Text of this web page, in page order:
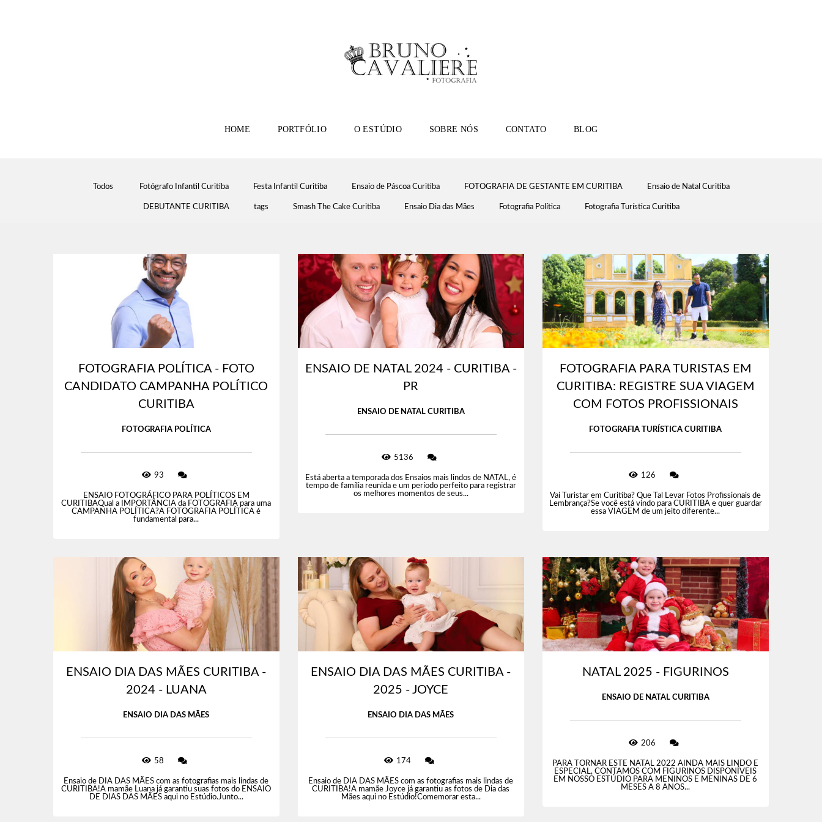
HOME PORTFÓLIO O ESTÚDIO SOBRE NÓS CONTATO BLOG
Todos Fotógrafo Infantil Curitiba Festa Infantil Curitiba Ensaio de Páscoa Curitiba FOTOGRAFIA DE GESTANTE EM CURITIBA Ensaio de Natal Curitiba
DEBUTANTE CURITIBA tags Smash The Cake Curitiba Ensaio Dia das Mães Fotografia Política Fotografia Turística Curitiba
FOTOGRAFIA POLÍTICA - FOTO
CANDIDATO CAMPANHA POLÍTICO
CURITIBA
FOTOGRAFIA POLÍTICA
93
ENSAIO FOTOGRÁFICO PARA POLÍTICOS EM
CURITIBAQual a IMPORTÂNCIA da FOTOGRAFIA para uma
CAMPANHA POLÍTICA?A FOTOGRAFIA POLÍTICA é
fundamental para...
ENSAIO DE NATAL 2024 - CURITIBA -
PR
ENSAIO DE NATAL CURITIBA
5136
Está aberta a temporada dos Ensaios mais lindos de NATAL, é
tempo de família reunida e um período perfeito para registrar
os melhores momentos de seus...
FOTOGRAFIA PARA TURISTAS EM
CURITIBA: REGISTRE SUA VIAGEM
COM FOTOS PROFISSIONAIS
FOTOGRAFIA TURÍSTICA CURITIBA
126
Vai Turistar em Curitiba? Que Tal Levar Fotos Profissionais de
Lembrança?Se você está vindo para CURITIBA e quer guardar
essa VIAGEM de um jeito diferente...
ENSAIO DIA DAS MÃES CURITIBA -
2024 - LUANA
ENSAIO DIA DAS MÃES
58
Ensaio de DIA DAS MÃES com as fotografias mais lindas de
CURITIBA!A mamãe Luana já garantiu suas fotos do ENSAIO
DE DIAS DAS MÃES aqui no Estúdio.Junto...
ENSAIO DIA DAS MÃES CURITIBA -
2025 - JOYCE
ENSAIO DIA DAS MÃES
174
Ensaio de DIA DAS MÃES com as fotografias mais lindas de
CURITIBA!A mamãe Joyce já garantiu as fotos de Dia das
Mães aqui no Estúdio!Comemorar esta...
NATAL 2025 - FIGURINOS
ENSAIO DE NATAL CURITIBA
206
PARA TORNAR ESTE NATAL 2022 AINDA MAIS LINDO E
ESPECIAL, CONTAMOS COM FIGURINOS DISPONÍVEIS
EM NOSSO ESTÚDIO PARA MENINOS E MENINAS DE 6
MESES A 8 ANOS...